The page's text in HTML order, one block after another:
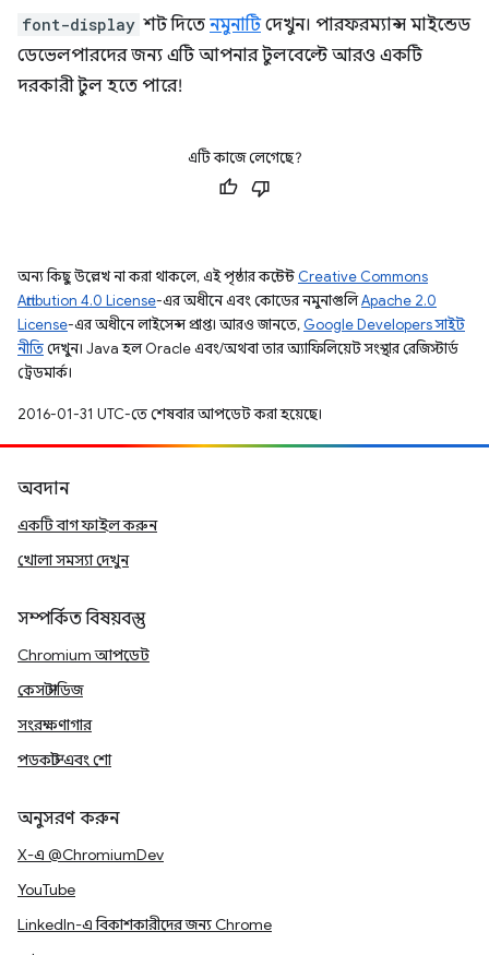
font-display শট দিতে নমুনাটিদেখুন। পারফরম্যান্স মাইন্ডেড
ডেভেলপারদের জন্য এটি আপনার টুলবেল্টে আরও একটি
দরকারী টুল হতে পারে!
এটি কাজে লেগেছে?
অন্য কিছু উল্লেখ না করা থাকলে, এই পৃষ্ঠার কন্টেন্ট Creative Commons
Attribution 4.0 License-এর অধীনে এবং কোডের নমুনাগুলিApache 2.0
License-এর অধীনে লাইসেন্স প্রাপ্ত। আরও জানতে, Google Developers সাইট
নীতিদেখুন। Java হল Oracle এবং/অথবা তার অ্যাফিলিয়েট সংস্থার রেজিস্টার্ড
ট্রেডমার্ক।
2016-01-31 UTC-তে শেষবার আপডেট করা হয়েছে।
অবদান
একটি বাগ ফাইল করুন
খোলা সমস্যা দেখুন
সম্পর্কিত বিষয়বস্তু
Chromium আপডেট
কেস স্টাডিজ
সংরক্ষণাগার
পডকাস্ট এবং শো
অনুসরণ করুন
X-এ @ChromiumDev
YouTube
LinkedIn-এ বিকাশকারীদের জন্য Chrome